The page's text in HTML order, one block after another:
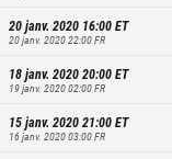
20 janv. 2020 16:00ET
20 janv. 2020 22:00FR
18 janv. 2020 20:00ET
19 janv. 2020 02:00FR
15 janv. 2020 21:00ET
16 janv. 2020 03:00FR